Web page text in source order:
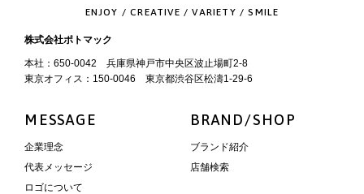
ENJOY / CREATIVE / VARIETY / SMILE
株式会社ポトマック
本社：650-0042 兵庫県神戸市中央区波止場町2-8
東京オフィス：150-0046 東京都渋谷区松濤1-29-6
MESSAGE
企業理念
代表メッセージ
ロゴについて
BRAND/SHOP
ブランド紹介
店舗検索